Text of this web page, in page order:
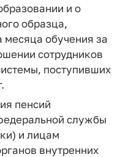
и о
образца,
месяца обучения за
сотрудников
поступивших
пенсий
службы
и лицам
внутренних